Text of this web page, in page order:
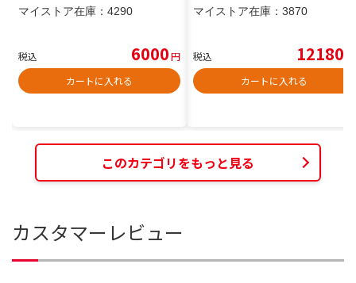
マイストア在庫： 4290
税込 6000円
カートに入れる
マイストア在庫： 3870
税込 12180
カートに入れる
このカテゴリをもっと見る
カスタマーレビュー